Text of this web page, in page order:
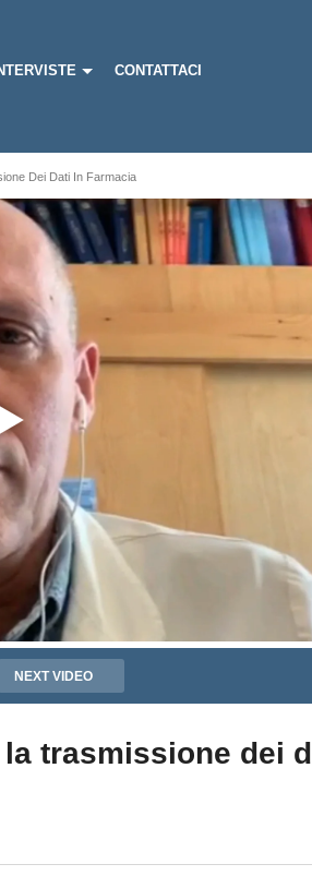
CONTATTACI
Dei Dati In Farmacia
NEXT VIDEO
trasmissione dei